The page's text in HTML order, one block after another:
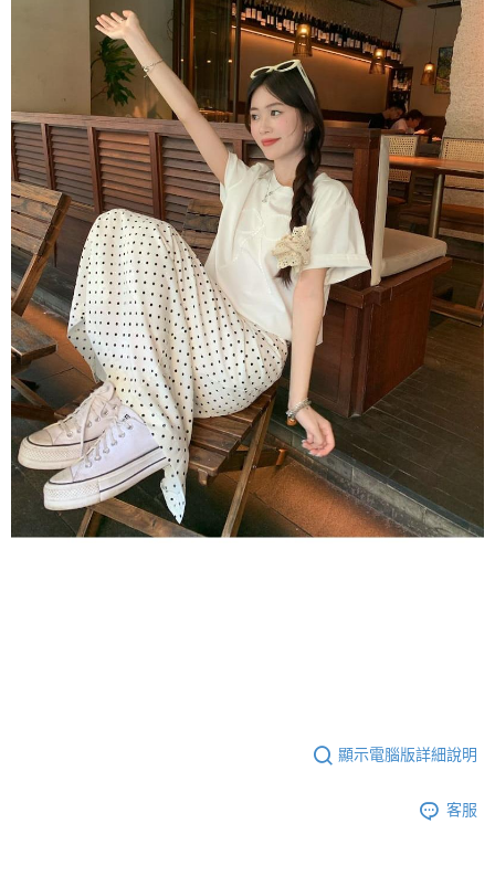
顯示電腦版詳細說明
客服